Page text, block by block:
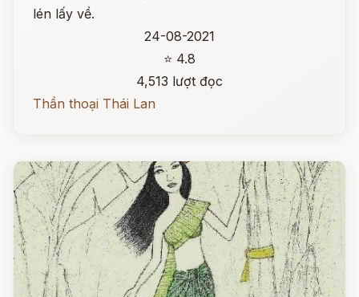
lén lấy về.
24-08-2021
⭐ 4.8
4,513 lượt đọc
Thần thoại Thái Lan